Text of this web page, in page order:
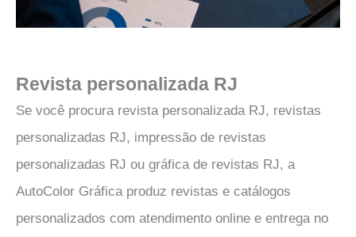
Revista personalizada RJ
Se você procura revista personalizada RJ, revistas
personalizadas RJ, impressão de revistas
personalizadas RJ ou gráfica de revistas RJ, a
AutoColor Gráfica produz revistas e catálogos
personalizados com atendimento online e entrega no